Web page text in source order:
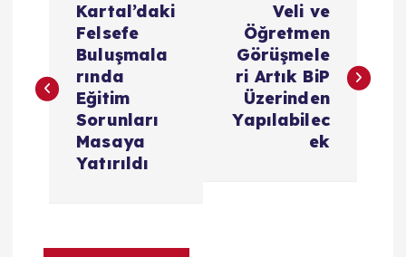
z
Kartal’daki
Felsefe
Buluşmala
rında
Eğitim
Sorunları
Masaya
Yatırıldı
Veli ve
Öğretmen
Görüşmele
ri Artık BiP
Üzerinden
Yapılabilec
ek